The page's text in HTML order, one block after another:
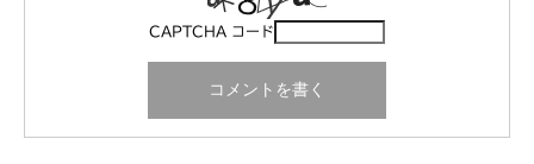
CAPTCHA コード